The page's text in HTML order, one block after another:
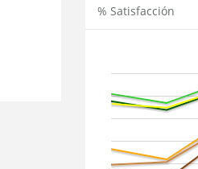
% Satisfacción